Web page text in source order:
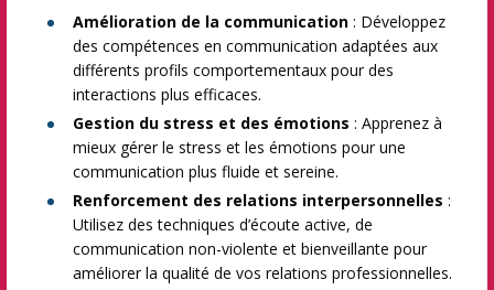
Amélioration de la communication : Développez
des compétences en communication adaptées aux
différents profils comportementaux pour des
interactions plus efficaces.
Gestion du stress et des émotions : Apprenez à
mieux gérer le stress et les émotions pour une
communication plus fluide et sereine.
Renforcement des relations interpersonnelles :
Utilisez des techniques d’écoute active, de
communication non-violente et bienveillante pour
améliorer la qualité de vos relations professionnelles.